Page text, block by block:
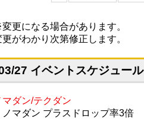
更になる場合があります。
更がわかり次第修正します。
27 イベントスケジュール
マダン/テクダン
ノマダン プラスドロップ率3倍